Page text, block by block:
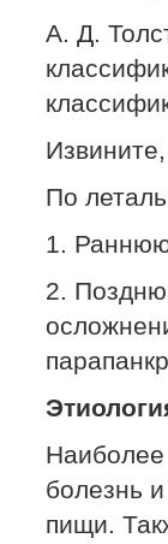
А. Д.
По
1. Раннюю
2.
Наиболее
болезнь
пищи.